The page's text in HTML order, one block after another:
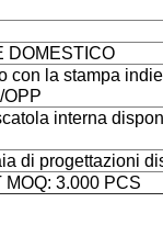
DOMESTICO
con la stampa
OPP
interna
di progettazioni
3.000 PCS